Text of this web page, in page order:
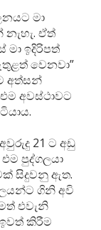
මා
ඒත්
ඉදිරිපත්
වෙනවා”
අත්සන්
අවස්ථාවට
21 ට අඩු
පුද්ගලයා
සිදුවනු ඇත.
ගිනි අවි
එවැනි
කිරීම